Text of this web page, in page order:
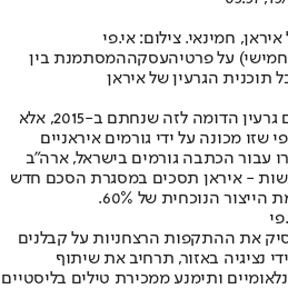
חמינאי. צילום: אי.פי
על פרטיהעסקההמסתמנת בין
תוכנית הגרעין של איראן
על פי הידיעה, לא מדובר בהסכם גרעין הדומה לזה שנחתם ב-2015, אלא
מכונה על ידי גורמים איראניים
עבור הכתבה גורמים בישראל, ארה"ב
- איראן תסכים במסגרת הסכם חדש
הנוכחית של 60%.
את ההתקפות הרצחניות על קבלנים
נציגיה באזור, תרחיב את שיתוף
ותימנע ממכירת טילים בליסטיים